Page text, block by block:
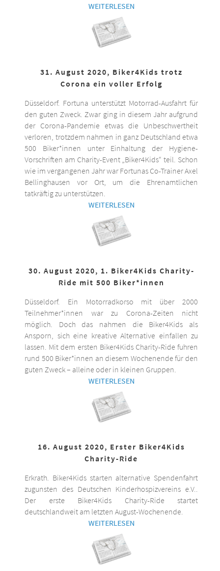
WEITERLESEN
31. August 2020, Biker4Kids trotz
Corona ein voller Erfolg
Düsseldorf. Fortuna unterstützt Motorrad-Ausfahrt für
den guten Zweck. Zwar ging in diesem Jahr aufgrund
der Corona-Pandemie etwas die Unbeschwertheit
verloren, trotzdem nahmen in ganz Deutschland etwa
500 Biker*innen unter Einhaltung der Hygiene-
Vorschriften am Charity-Event „Biker4Kids“ teil. Schon
wie im vergangenen Jahr war Fortunas Co-Trainer Axel
Bellinghausen vor Ort, um die Ehrenamtlichen
tatkräftig zu unterstützen.
WEITERLESEN
30. August 2020, 1. Biker4Kids Charity-
Ride mit 500 Biker*innen
Düsseldorf. Ein Motorradkorso mit über 2000
Teilnehmer*innen war zu Corona-Zeiten nicht
möglich. Doch das nahmen die Biker4Kids als
Ansporn, sich eine kreative Alternative einfallen zu
lassen. Mit dem ersten Biker4Kids Charity-Ride fuhren
rund 500 Biker*innen an diesem Wochenende für den
guten Zweck – alleine oder in kleinen Gruppen.
WEITERLESEN
16. August 2020, Erster Biker4Kids
Charity-Ride
Erkrath. Biker4Kids starten alternative Spendenfahrt
zugunsten des Deutschen Kinderhospizvereins e.V..
Der erste Biker4Kids Charity-Ride startet
deutschlandweit am letzten August-Wochenende.
WEITERLESEN